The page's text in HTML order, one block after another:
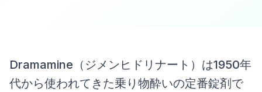
Dramamine（ジメンヒドリナート）は1950年
代から使われてきた乗り物酔いの定番錠剤で